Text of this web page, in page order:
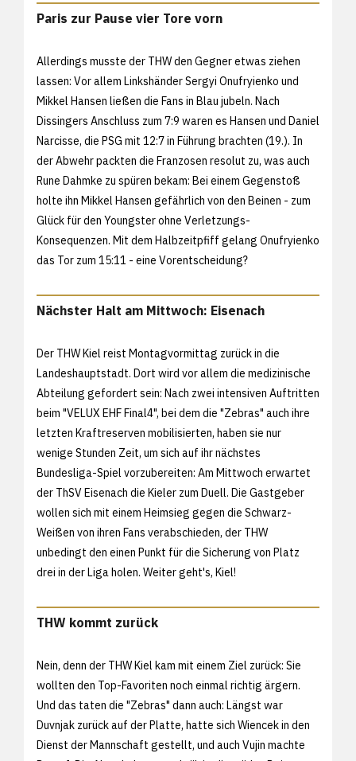
Paris zur Pause vier Tore vorn
Allerdings musste der THW den Gegner etwas ziehen
lassen: Vor allem Linkshänder Sergyi Onufryienko und
Mikkel Hansen ließen die Fans in Blau jubeln. Nach
Dissingers Anschluss zum 7:9 waren es Hansen und Daniel
Narcisse, die PSG mit 12:7 in Führung brachten (19.). In
der Abwehr packten die Franzosen resolut zu, was auch
Rune Dahmke zu spüren bekam: Bei einem Gegenstoß
holte ihn Mikkel Hansen gefährlich von den Beinen - zum
Glück für den Youngster ohne Verletzungs-
Konsequenzen. Mit dem Halbzeitpfiff gelang Onufryienko
das Tor zum 15:11 - eine Vorentscheidung?
Nächster Halt am Mittwoch: Eisenach
Der THW Kiel reist Montagvormittag zurück in die
Landeshauptstadt. Dort wird vor allem die medizinische
Abteilung gefordert sein: Nach zwei intensiven Auftritten
beim "VELUX EHF Final4", bei dem die "Zebras" auch ihre
letzten Kraftreserven mobilisierten, haben sie nur
wenige Stunden Zeit, um sich auf ihr nächstes
Bundesliga-Spiel vorzubereiten: Am Mittwoch erwartet
der ThSV Eisenach die Kieler zum Duell. Die Gastgeber
wollen sich mit einem Heimsieg gegen die Schwarz-
Weißen von ihren Fans verabschieden, der THW
unbedingt den einen Punkt für die Sicherung von Platz
drei in der Liga holen. Weiter geht's, Kiel!
THW kommt zurück
Nein, denn der THW Kiel kam mit einem Ziel zurück: Sie
wollten den Top-Favoriten noch einmal richtig ärgern.
Und das taten die "Zebras" dann auch: Längst war
Duvnjak zurück auf der Platte, hatte sich Wiencek in den
Dienst der Mannschaft gestellt, und auch Vujin machte